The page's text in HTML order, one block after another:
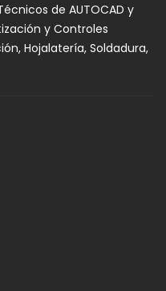
de AUTOCAD y
y Controles
Hojalatería, Soldadura,